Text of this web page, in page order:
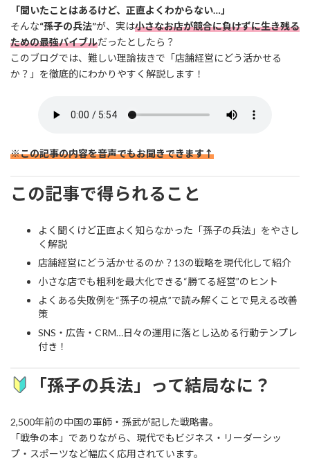
「聞いたことはあるけど、正直よくわからない…」
そんな“孫子の兵法”が、実は小さなお店が競合に負けずに生き残る
ための最強バイブルだったとしたら？
このブログでは、難しい理論抜きで「店舗経営にどう活かせる
か？」を徹底的にわかりやすく解説します！
※この記事の内容を音声でもお聞きできます↑
この記事で得られること
よく聞くけど正直よく知らなかった「孫子の兵法」をやさし
く解説
店舗経営にどう活かせるのか？13の戦略を現代化して紹介
小さな店でも粗利を最大化できる“勝てる経営”のヒント
よくある失敗例を“孫子の視点”で読み解くことで見える改善
策
SNS・広告・CRM…日々の運用に落とし込める行動テンプレ
付き！
「孫子の兵法」って結局なに？
2,500年前の中国の軍師・孫武が記した戦略書。
「戦争の本」でありながら、現代でもビジネス・リーダーシッ
プ・スポーツなど幅広く応用されています。